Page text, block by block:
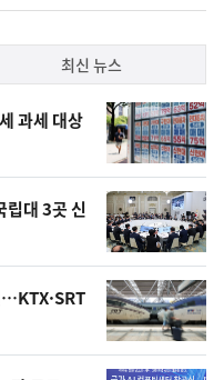
최신 뉴스
과세 대상
대 3곳 신